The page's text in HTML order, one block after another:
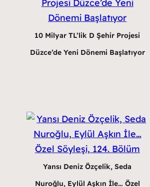
10 Milyar TL’lik D Şehir Projesi
Düzce’de Yeni Dönemi Başlatıyor
Yansı Deniz Özçelik, Seda
Nuroğlu, Eylül Aşkın İle… Özel